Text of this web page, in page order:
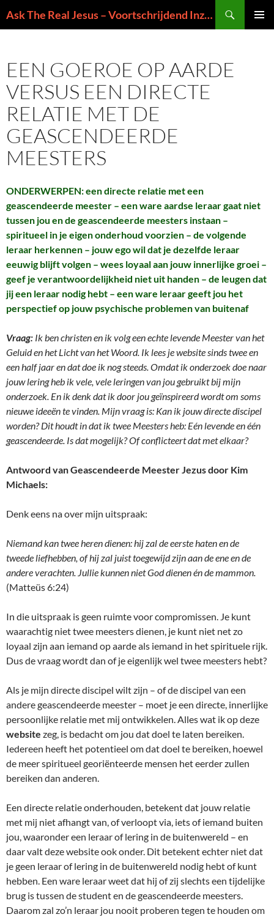
naar
Ask The Real Jesus – Voortschrijdend Inzicht in de Zin van het Leven
EEN GOEROE OP AARDE
VERSUS EEN DIRECTE
RELATIE MET DE
GEASCENDEERDE
MEESTERS
ONDERWERPEN: een directe relatie met een
geascendeerde meester – een ware aardse leraar gaat niet
tussen jou en de geascendeerde meesters instaan –
spiritueel in je eigen onderhoud voorzien – de volgende
leraar herkennen – jouw ego wil dat je dezelfde leraar
eeuwig blijft volgen – wees loyaal aan jouw innerlijke groei –
geef je verantwoordelijkheid niet uit handen – de leugen dat
jij een leraar nodig hebt – een ware leraar geeft jou het
perspectief op jouw psychische problemen van buitenaf
Vraag: Ik ben christen en ik volg een echte levende Meester van het
Geluid en het Licht van het Woord. Ik lees je website sinds twee en
een half jaar en dat doe ik nog steeds. Omdat ik onderzoek doe naar
jouw lering heb ik vele, vele leringen van jou gebruikt bij mijn
onderzoek. En ik denk dat ik door jou geïnspireerd wordt om soms
nieuwe ideeën te vinden. Mijn vraag is: Kan ik jouw directe discipel
worden? Dit houdt in dat ik twee Meesters heb: Eén levende en één
geascendeerde. Is dat mogelijk? Of conflicteert dat met elkaar?
Antwoord van Geascendeerde Meester Jezus door Kim
Michaels:
Denk eens na over mijn uitspraak:
Niemand kan twee heren dienen: hij zal de eerste haten en de
tweede liefhebben, of hij zal juist toegewijd zijn aan de ene en de
andere verachten. Jullie kunnen niet God dienen én de mammon.
(Matteüs 6:24)
In die uitspraak is geen ruimte voor compromissen. Je kunt
waarachtig niet twee meesters dienen, je kunt niet net zo
loyaal zijn aan iemand op aarde als iemand in het spirituele rijk.
Dus de vraag wordt dan of je eigenlijk wel twee meesters hebt?
Als je mijn directe discipel wilt zijn – of de discipel van een
andere geascendeerde meester – moet je een directe, innerlijke
persoonlijke relatie met mij ontwikkelen. Alles wat ik op deze
website zeg, is bedacht om jou dat doel te laten bereiken.
Iedereen heeft het potentieel om dat doel te bereiken, hoewel
de meer spiritueel georiënteerde mensen het eerder zullen
bereiken dan anderen.
Een directe relatie onderhouden, betekent dat jouw relatie
met mij niet afhangt van, of verloopt via, iets of iemand buiten
jou, waaronder een leraar of lering in de buitenwereld – en
daar valt deze website ook onder. Dit betekent echter niet dat
je geen leraar of lering in de buitenwereld nodig hebt of kunt
hebben. Een ware leraar weet dat hij of zij slechts een tijdelijke
brug is tussen de student en de geascendeerde meesters.
Daarom zal zo’n leraar jou nooit proberen tegen te houden om